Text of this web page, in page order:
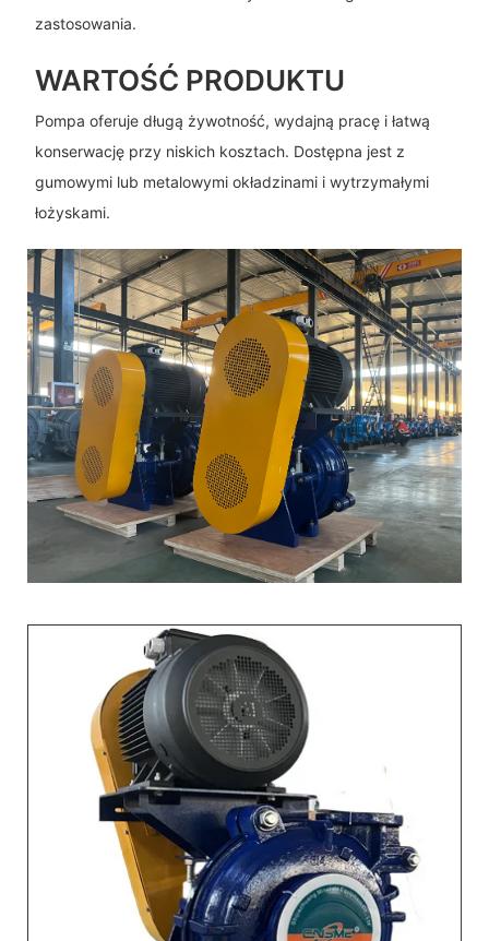
zastosowania.
WARTOŚĆ PRODUKTU
Pompa oferuje długą żywotność, wydajną pracę i łatwą
konserwację przy niskich kosztach. Dostępna jest z
gumowymi lub metalowymi okładzinami i wytrzymałymi
łożyskami.